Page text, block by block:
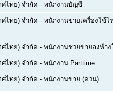
ไทย) จำกัด - พนักงานบัญชี
ไทย) จำกัด - พนักงานขายเครื่องใช้ไ
ไทย) จำกัด - พนักงานช่วยขายลงห้า
ไทย) จำกัด - พนักงาน Parttime
ไทย) จำกัด - พนักงานขาย (ด่วน)